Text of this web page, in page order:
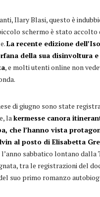
Ilary Blasi, questo è
schermo è stato accolto
La recente edizione
della sua disinvoltura
, e molti utenti online non
di giugno sono state
lakermesse canora
che l’hanno vista
al posto di Elisabetta
sabbatico lontano dalla
tra le registrazioni del
suo primo romanzo